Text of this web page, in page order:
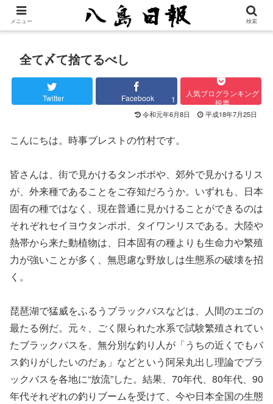
全て〆て捨てるべし
Twitter Facebook 1
人気ブログランキング
投票
令和元年6月8日 平成18年7月25日
こんにちは。時事ブレストの竹村です。
皆さんは、街で見かけるタンポポや、郊外で見かけるリス
が、外来種であることをご存知だろうか。いずれも、日本
固有の種ではなく、現在普通に見かけることができるのは
それぞれセイヨウタンポポ、タイワンリスである。大陸や
熱帯から来た動植物は、日本固有の種よりも生命力や繁殖
力が強いことが多く、無思慮な野放しは生態系の破壊を招
く。
琵琶湖で猛威をふるうブラックバスなどは、人間のエゴの
最たる例だ。元々、ごく限られた水系で試験繁殖されてい
たブラックバスを、無分別な釣り人が「うちの近くでもバ
ス釣りがしたいのだぁ」などという阿呆丸出し理論でブラ
ックバスを各地に“放流”した。結果、70年代、80年代、90
年代それぞれの釣りブームを受けて、今や日本全国の生態
メニュー 検索